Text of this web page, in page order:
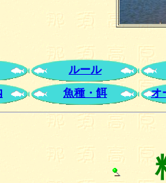
ルール
魚種・餌 オ